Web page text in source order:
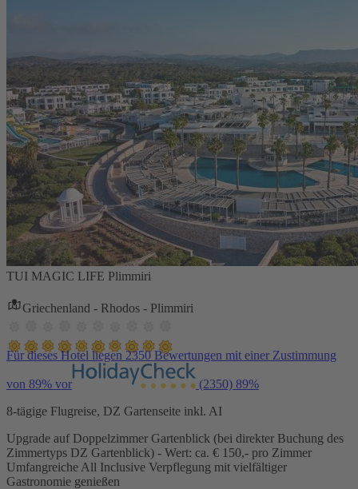
TUI MAGIC LIFE Plimmiri
Griechenland - Rhodos - Plimmiri
Für dieses Hotel liegen 2350 Bewertungen mit einer Zustimmung
von 89% vor (2350) 89%
8-tägige Flugreise, DZ Gartenseite inkl. AI
Upgrade auf Doppelzimmer Gartenblick (bei direkter Buchung des
Zimmertyps DZ Gartenblick) - Wert: ca. € 150,- pro Zimmer
Umfangreiche All Inclusive Verpflegung mit vielfältiger
Gastronomie genießen